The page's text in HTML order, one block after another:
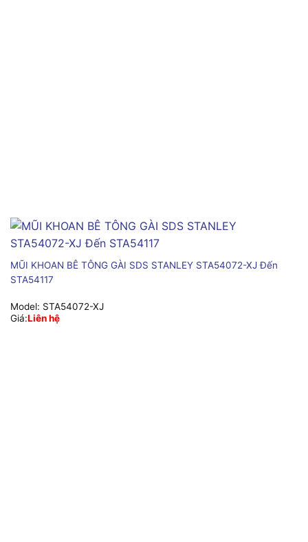
MŨI KHOAN BÊ TÔNG GÀI SDS STANLEY STA54072-XJ Đến
STA54117
Model: STA54072-XJ
Giá:Liên hệ